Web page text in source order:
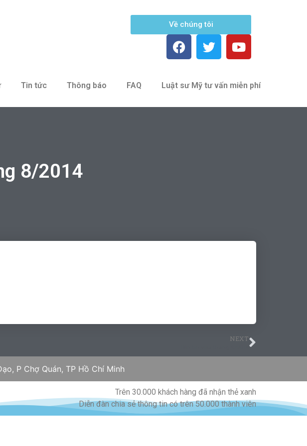
Về chúng tôi
Tin tức Thông báo FAQ Luật sư Mỹ tư vấn miễn phí
8/2014
NEXT
P Chợ Quán, TP Hồ Chí Minh
Trên 30.000 khách hàng đã nhận thẻ xanh
Diễn đàn chia sẻ thông tin có trên 50.000 thành viên